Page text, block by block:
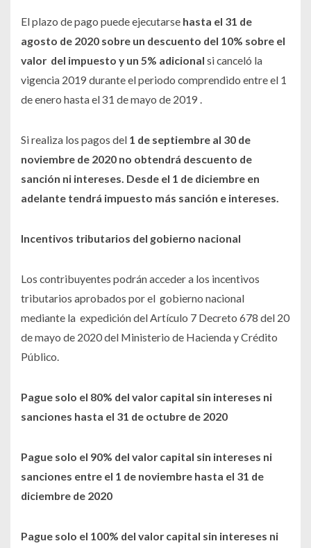
El plazo de pago puede ejecutarse hasta el 31 de
agosto de 2020 sobre un descuento del 10% sobre el
valor del impuesto y un 5% adicional si canceló la
vigencia 2019 durante el periodo comprendido entre el 1
de enero hasta el 31 de mayo de 2019 .
Si realiza los pagos del 1 de septiembre al 30 de
noviembre de 2020 no obtendrá descuento de
sanción ni intereses. Desde el 1 de diciembre en
adelante tendrá impuesto más sanción e intereses.
Incentivos tributarios del gobierno nacional
Los contribuyentes podrán acceder a los incentivos
tributarios aprobados por el gobierno nacional
mediante la expedición del Artículo 7 Decreto 678 del 20
de mayo de 2020 del Ministerio de Hacienda y Crédito
Público.
Pague solo el 80% del valor capital sin intereses ni
sanciones hasta el 31 de octubre de 2020
Pague solo el 90% del valor capital sin intereses ni
sanciones entre el 1 de noviembre hasta el 31 de
diciembre de 2020
Pague solo el 100% del valor capital sin intereses ni